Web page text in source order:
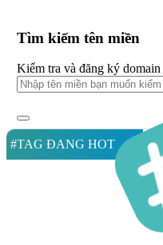
Tìm kiếm tên miền
Kiểm tra và đăng ký domain
#TAG ĐANG HOT